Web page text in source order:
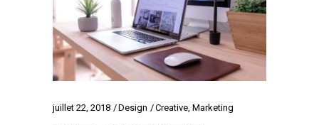
juillet 22, 2018 Design Creative, Marketing